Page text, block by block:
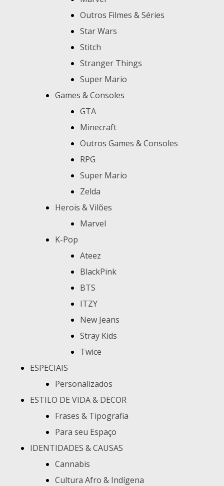
Outros Filmes & Séries
Star Wars
Stitch
Stranger Things
Super Mario
Games & Consoles
GTA
Minecraft
Outros Games & Consoles
RPG
Super Mario
Zelda
Herois & Vilões
Marvel
K-Pop
Ateez
BlackPink
BTS
ITZY
New Jeans
Stray Kids
Twice
ESPECIAIS
Personalizados
ESTILO DE VIDA & DECOR
Frases & Tipografia
Para seu Espaço
IDENTIDADES & CAUSAS
Cannabis
Cultura Afro & Indígena